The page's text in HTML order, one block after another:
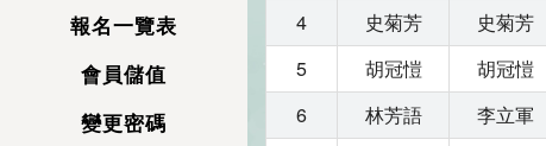
報名一覽表
會員儲值
變更密碼
4
史菊芳 史菊芳
5
胡冠愷 胡冠愷
6
林芳語 李立軍